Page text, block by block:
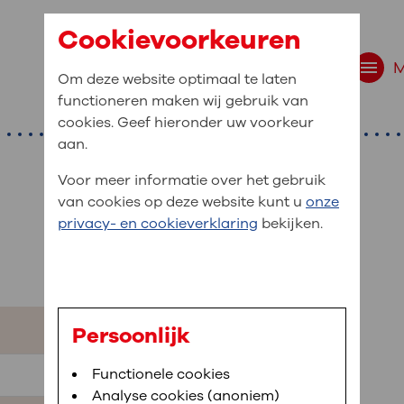
website navigatie
bent u naar op
Bloedafname,MijnOLVG,Digitalisering
In MijnOLVG kunt u uw medische
het u uitkomt. OLVG breidt MijnOLVG
Cookievoorkeuren
Om deze website optimaal te laten
functioneren maken wij gebruik van
cookies. Geef hieronder uw voorkeur
aan.
Voor meer informatie over het gebruik
van cookies op deze website kunt u onze
privacy- en cookieverklaring bekijken.
Persoonlijk
Functionele cookies
Analyse cookies (anoniem)